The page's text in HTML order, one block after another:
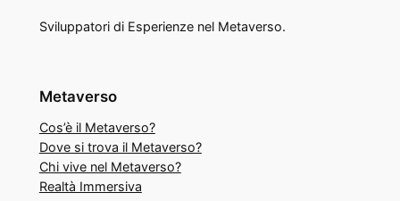
Sviluppatori di Esperienze nel Metaverso.
Metaverso
Cos’è il Metaverso?
Dove si trova il Metaverso?
Chi vive nel Metaverso?
Realtà Immersiva